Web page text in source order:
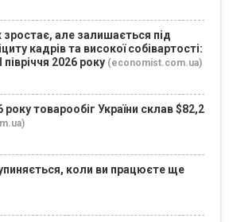
зростає, але залишається під
кадрів та високої собівартості:
2026 року (economist.com.ua)
року товарообіг України склав $82,2
коли ви працюєте ще